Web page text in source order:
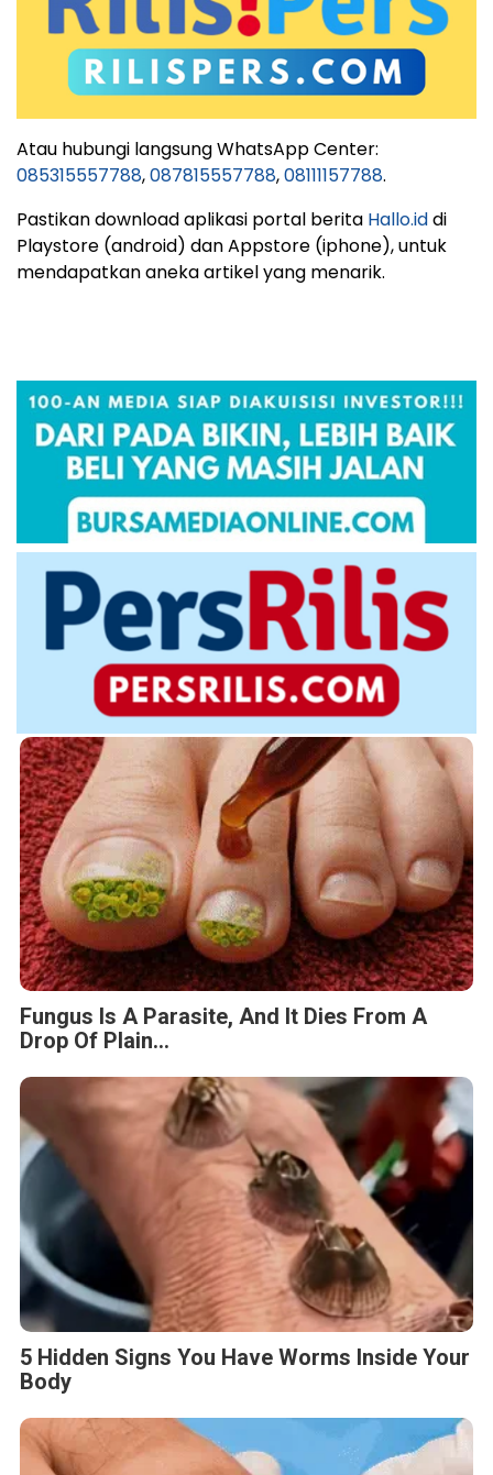
Atau hubungi langsung WhatsApp Center:
085315557788,087815557788,08111157788.
Pastikan download aplikasi portal berita Hallo.iddi
Playstore (android) dan Appstore (iphone), untuk
mendapatkan aneka artikel yang menarik.
Fungus Is A Parasite, And It Dies From A
Drop Of Plain...
5 Hidden Signs You Have Worms Inside Your
Body